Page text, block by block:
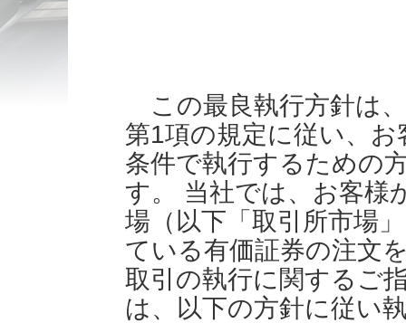
この最良執行方針は
第1項の規定に従い、
条件で執行するための
す。 当社では、お客様
場（以下「取引所市場
ている有価証券の注文
取引の執行に関するご
は、以下の方針に従い